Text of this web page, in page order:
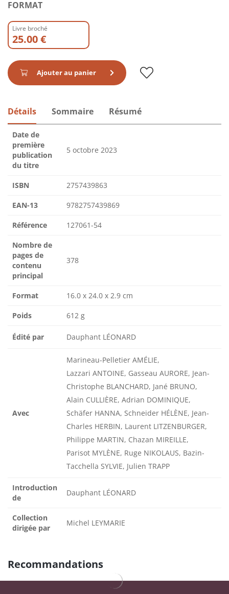
FORMAT
Livre broché
25.00 €
Ajouter au panier
Détails Sommaire Résumé
Date de
première
publication
du titre
5 octobre 2023
ISBN 2757439863
EAN-13 9782757439869
Référence 127061-54
Nombre de
pages de
contenu
principal
378
Format 16.0 x 24.0 x 2.9 cm
Poids 612 g
Édité par Dauphant LÉONARD
Avec
Marineau-Pelletier AMÉLIE,
Lazzari ANTOINE, Gasseau AURORE, Jean-
Christophe BLANCHARD, Jané BRUNO,
Alain CULLIÈRE, Adrian DOMINIQUE,
Schäfer HANNA, Schneider HÉLÈNE, Jean-
Charles HERBIN, Laurent LITZENBURGER,
Philippe MARTIN, Chazan MIREILLE,
Parisot MYLÈNE, Ruge NIKOLAUS, Bazin-
Tacchella SYLVIE, Julien TRAPP
Introduction
de
Dauphant LÉONARD
Collection
dirigée par
Michel LEYMARIE
Recommandations